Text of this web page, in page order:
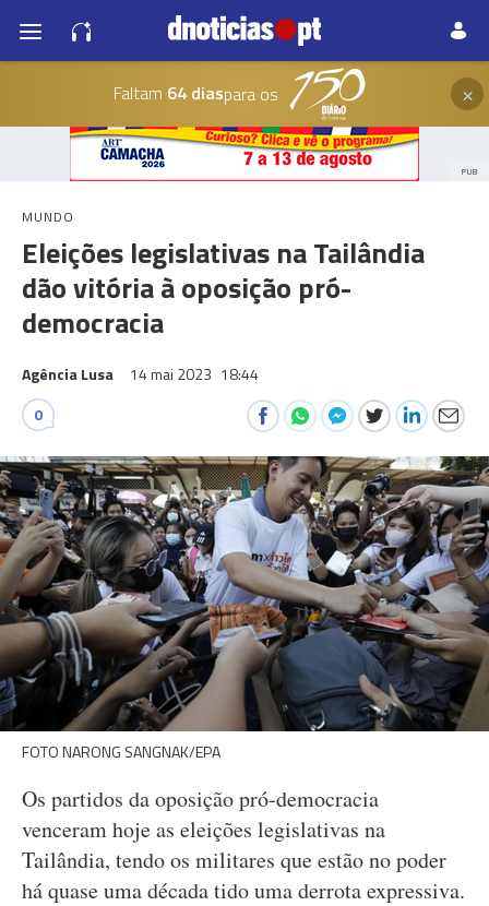
Faltam 64 diaspara os ×
PUB
MUNDO
Eleições legislativas na Tailândia
dão vitória à oposição pró-
democracia
Agência Lusa 14 mai 2023 18:44
0
FOTO NARONG SANGNAK/EPA
Os partidos da oposição pró-democracia
venceram hoje as eleições legislativas na
Tailândia, tendo os militares que estão no poder
há quase uma década tido uma derrota expressiva.